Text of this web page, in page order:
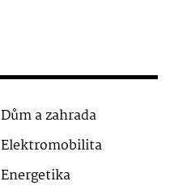
Dům a zahrada
Elektromobilita
Energetika